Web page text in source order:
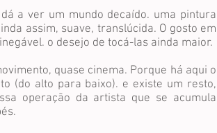
a ver um mundo decaído. uma pintura
assim, suave, translúcida. O gosto em
o desejo de tocá-las ainda maior.
quase cinema. Porque há aqui o
(do alto para baixo). e existe um resto,
operação da artista que se acumula